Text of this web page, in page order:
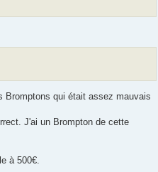
Bromptons qui était assez mauvais
J'ai un Brompton de cette
à 500€.